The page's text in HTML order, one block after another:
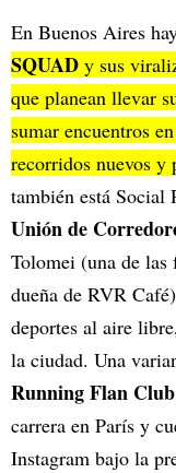
En Buenos Aires
SQUAD y sus
que planean llevar
sumar encuentros
recorridos nuevos y
también está Social
Unión de
Tolomei (una de las
dueña de RVR
deportes al aire
la ciudad. Una
Running Flan Club
carrera en París y
Instagram bajo la